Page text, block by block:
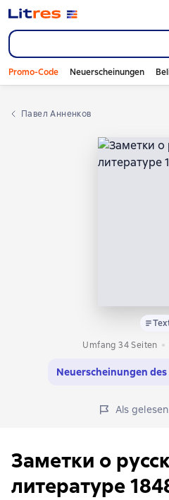
Promo-Code Neuerscheinungen
Павел Анненков
Umfang 34 Seiten
Neuerscheinungen
Als
Заметки о
литературе